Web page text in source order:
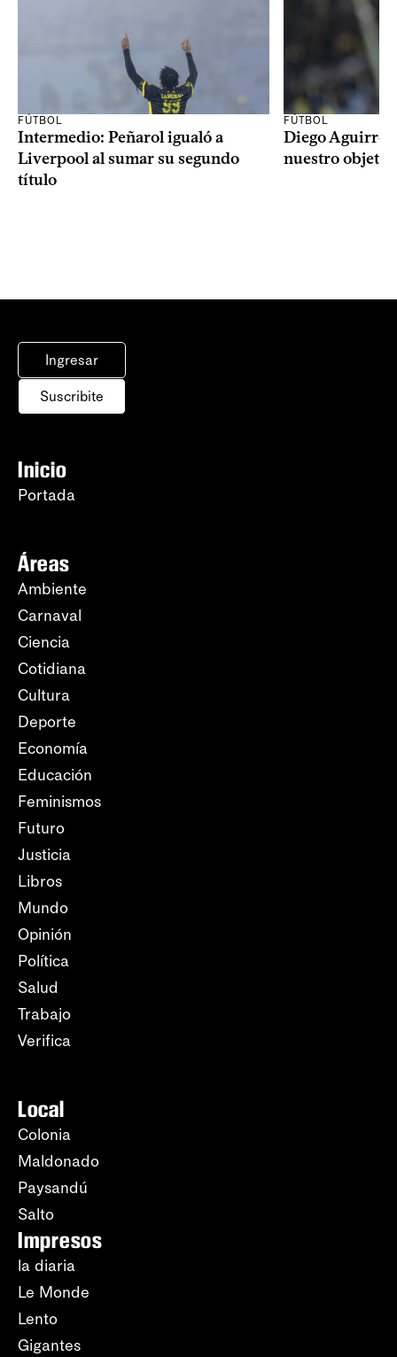
FÚTBOL
Intermedio: Peñarol igualó a
Liverpool al sumar su segundo
título
FÚTBOL
Diego Aguirre:
nuestro
Ingresar
Suscribite
Inicio
Portada
Áreas
Ambiente
Carnaval
Ciencia
Cotidiana
Cultura
Deporte
Economía
Educación
Feminismos
Futuro
Justicia
Libros
Mundo
Opinión
Política
Salud
Trabajo
Verifica
Local
Colonia
Maldonado
Paysandú
Salto
Impresos
la diaria
Le Monde
Lento
Gigantes